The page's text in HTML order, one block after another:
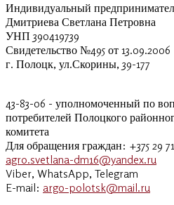
Индивидуальный
Дмитриева Светлана Петровна
УНП 390419739
Свидетельство №495 от 13.09.2006
г. Полоцк, ул.Скорины, 39-177
43-83-06 - уполномоченный по
потребителей Полоцкого
комитета
Для обращения граждан: +375 29
agro.svetlana-dm16@yandex.ru
Viber, WhatsApp, Telegram
E-mail: argo-polotsk@mail.ru